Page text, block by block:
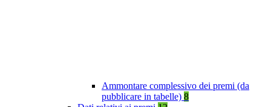
Ammontare complessivo dei premi (da
pubblicare in tabelle) 8